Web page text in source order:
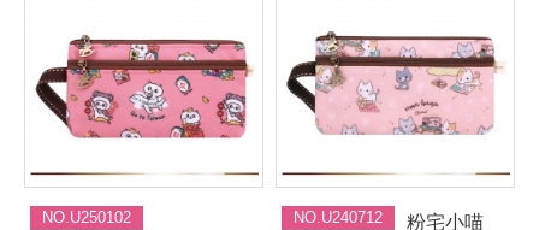
NO.U250102 NO.U240712 粉宅小喵